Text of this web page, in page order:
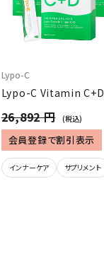
Lypo-C
Lypo-C Vitamin C+D
26,892 円 (税込)
会員登録で割引表示
インナーケア サプリメント